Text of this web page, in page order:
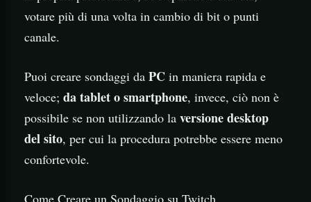
votare più di una volta in cambio di bit o punti
canale.
Puoi creare sondaggi da PC in maniera rapida e
veloce; da tablet o smartphone, invece, ciò non è
possibile se non utilizzando la versione desktop
del sito, per cui la procedura potrebbe essere meno
confortevole.
Come Creare un Sondaggio su Twitch